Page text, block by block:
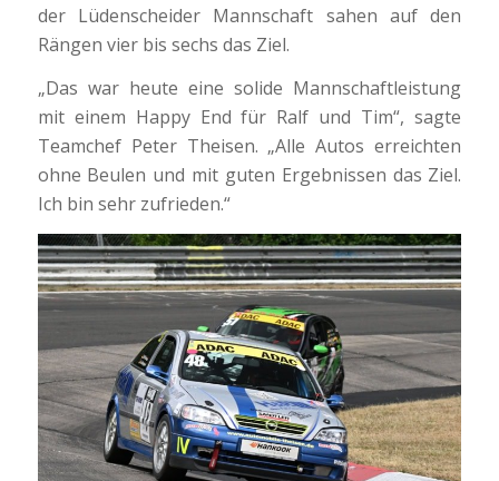
der Lüdenscheider Mannschaft sahen auf den
Rängen vier bis sechs das Ziel.
„Das war heute eine solide Mannschaftleistung
mit einem Happy End für Ralf und Tim“, sagte
Teamchef Peter Theisen. „Alle Autos erreichten
ohne Beulen und mit guten Ergebnissen das Ziel.
Ich bin sehr zufrieden.“